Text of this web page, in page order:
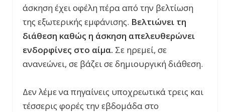
άσκηση έχει οφέλη πέρα από την βελτίωση
της εξωτερικής εμφάνισης. Βελτιώνει τη
διάθεση καθώς η άσκηση απελευθερώνει
ενδορφίνες στο αίμα. Σε ηρεμεί, σε
ανανεώνει, σε βάζει σε δημιουργική διάθεση.
Δεν λέμε να πηγαίνεις υποχρεωτικά τρεις και
τέσσερις φορές την εβδομάδα στο